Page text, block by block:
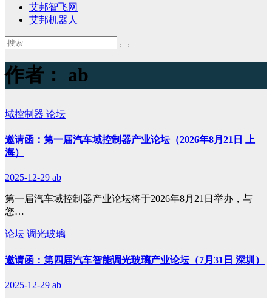
艾邦智飞网
艾邦机器人
作者： ab
域控制器 论坛
邀请函：第一届汽车域控制器产业论坛（2026年8月21日 上
海）
2025-12-29 ab
第一届汽车域控制器产业论坛将于2026年8月21日举办，与
您…
论坛 调光玻璃
邀请函：第四届汽车智能调光玻璃产业论坛（7月31日 深圳）
2025-12-29 ab